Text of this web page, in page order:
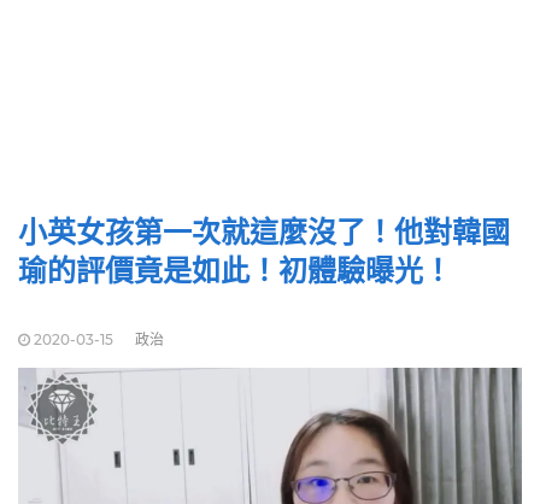
小英女孩第一次就這麼沒了！他對韓國
瑜的評價竟是如此！初體驗曝光！
2020-03-15 政治